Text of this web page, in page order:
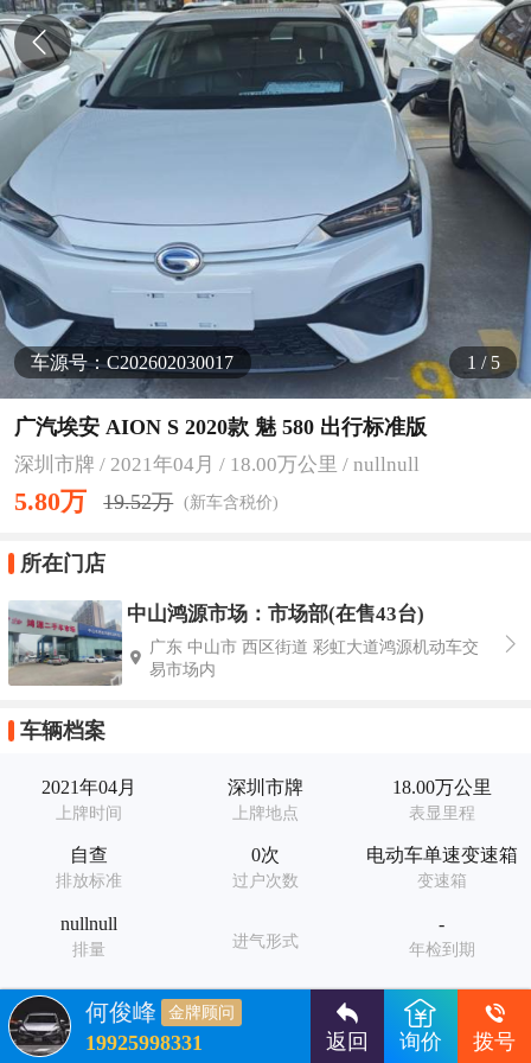
1 / 5
车源号：C202602030017
广汽埃安 AION S 2020款 魅 580 出行标准版
深圳市牌 / 2021年04月 / 18.00万公里 / nullnull
5.80万 19.52万 (新车含税价)
所在门店
中山鸿源市场：市场部(在售43台)
广东 中山市 西区街道 彩虹大道鸿源机动车交
易市场内
车辆档案
2021年04月
上牌时间
深圳市牌
上牌地点
18.00万公里
表显里程
自查
排放标准
0次
过户次数
电动车单速变速箱
变速箱
nullnull
排量 进气形式
-
年检到期
-
交强险
-
商业险到期
何俊峰 金牌顾问
19925998331 返回 询价 拨号